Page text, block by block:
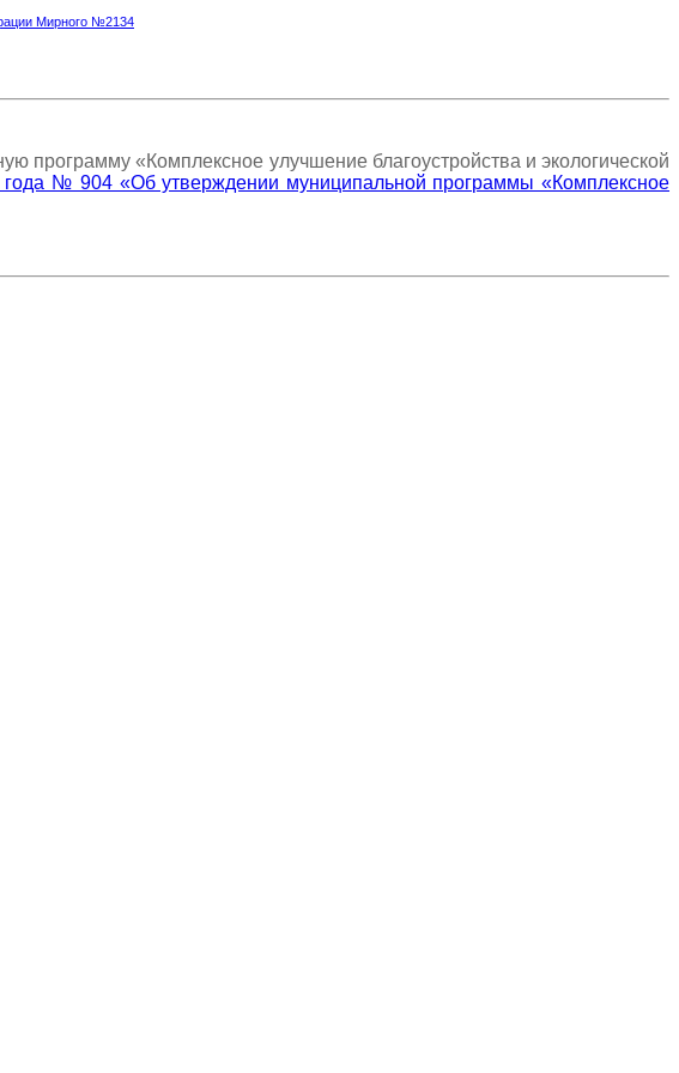
Мирного №2134
«Комплексное улучшение благоустройства и экологической
№ 904 «Об утверждении муниципальной программы «Комплексное